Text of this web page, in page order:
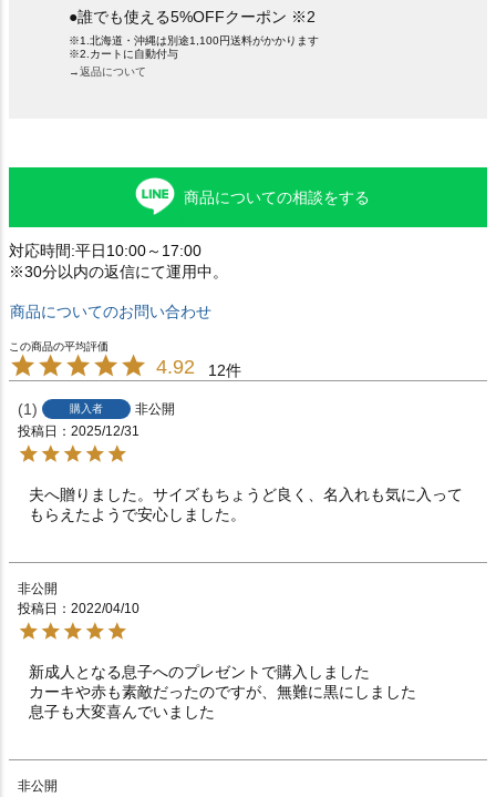
●誰でも使える5%OFFクーポン ※2
※1.北海道・沖縄は別途1,100円送料がかかります
※2.カートに自動付与
→返品について
商品についての相談をする
対応時間:平日10:00～17:00
※30分以内の返信にて運用中。
商品についてのお問い合わせ
4.92 12
1 購入者
非公開
投稿日
2025/12/31
夫へ贈りました。サイズもちょうど良く、名入れも気に入って
もらえたようで安心しました。
非公開
投稿日
2022/04/10
新成人となる息子へのプレゼントで購入しました
カーキや赤も素敵だったのですが、無難に黒にしました
息子も大変喜んでいました
非公開